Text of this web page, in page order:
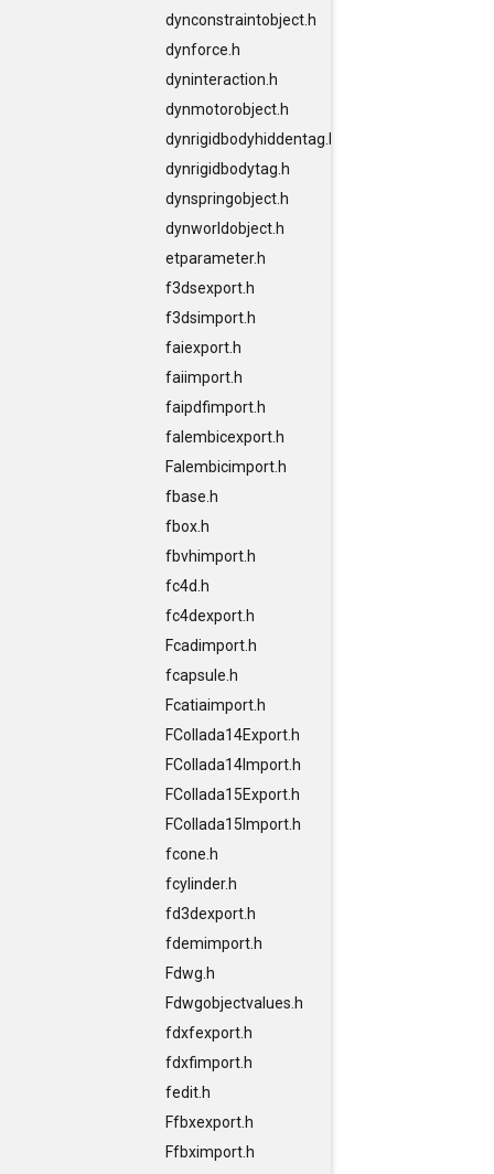
dynconstraintobject.h
dynforce.h
dyninteraction.h
dynmotorobject.h
dynrigidbodyhiddentag.h
dynrigidbodytag.h
dynspringobject.h
dynworldobject.h
etparameter.h
f3dsexport.h
f3dsimport.h
faiexport.h
faiimport.h
faipdfimport.h
falembicexport.h
Falembicimport.h
fbase.h
fbox.h
fbvhimport.h
fc4d.h
fc4dexport.h
Fcadimport.h
fcapsule.h
Fcatiaimport.h
FCollada14Export.h
FCollada14Import.h
FCollada15Export.h
FCollada15Import.h
fcone.h
fcylinder.h
fd3dexport.h
fdemimport.h
Fdwg.h
Fdwgobjectvalues.h
fdxfexport.h
fdxfimport.h
fedit.h
Ffbxexport.h
Ffbximport.h